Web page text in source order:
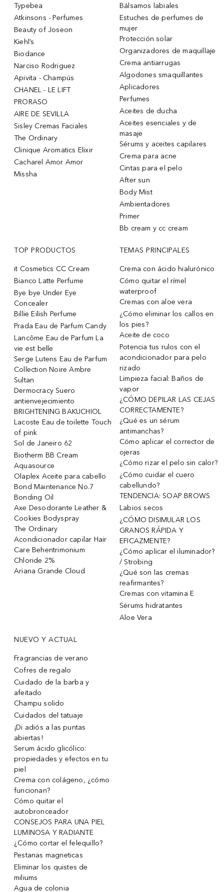
Typebea
Atkinsons - Perfumes
Beauty of Joseon
Kiehl’s
Biodance
Narciso Rodriguez
Apivita - Champús
CHANEL - LE LIFT
PRORASO
AIRE DE SEVILLA
Sisley Cremas Faciales
The Ordinary
Clinique Aromatics Elixir
Cacharel Amor Amor
Missha
Bálsamos labiales
Estuches de perfumes de
mujer
Protección solar
Organizadores de maquillaje
Crema antiarrugas
Algodones smaquillantes
Aplicadores
Perfumes
Aceites de ducha
Aceites esenciales y de
masaje
Sérums y aceites capilares
Crema para acne
Cintas para el pelo
After sun
Body Mist
Ambientadores
Primer
Bb cream y cc cream
TOP PRODUCTOS
it Cosmetics CC Cream
Bianco Latte Perfume
Bye bye Under Eye
Concealer
Billie Eilish Perfume
Prada Eau de Parfum Candy
Lancôme Eau de Parfum La
vie est belle
Serge Lutens Eau de Parfum
Collection Noire Ambre
Sultan
Dermocracy Suero
antienvejecimiento
BRIGHTENING BAKUCHIOL
Lacoste Eau de toilette Touch
of pink
Sol de Janeiro 62
Biotherm BB Cream
Aquasource
Olaplex Aceite para cabello
Bond Maintenance No.7
Bonding Oil
Axe Desodorante Leather &
Cookies Bodyspray
The Ordinary
Acondicionador capilar Hair
Care Behentrimonium
Chloride 2%
Ariana Grande Cloud
TEMAS PRINCIPALES
Crema con ácido hialurónico
Cómo quitar el rímel
waterproof
Cremas con aloe vera
¿Cómo eliminar los callos en
los pies?
Aceite de coco
Potencia tus rulos con el
acondicionador para pelo
rizado
Limpieza facial: Baños de
vapor
¿CÓMO DEPILAR LAS CEJAS
CORRECTAMENTE?
¿Qué es un sérum
antimanchas?
Cómo aplicar el corrector de
ojeras
¿Cómo rizar el pelo sin calor?
¿Cómo cuidar el cuero
cabellundo?
TENDENCIA: SOAP BROWS
Labios secos
¿CÓMO DISIMULAR LOS
GRANOS RÁPIDA Y
EFICAZMENTE?
¿Cómo aplicar el iluminador?
/ Strobing
¿Qué son las cremas
reafirmantes?
Cremas con vitamina E
Sérums hidratantes
Aloe Vera
NUEVO Y ACTUAL
Fragrancias de verano
Cofres de regalo
Cuidado de la barba y
afeitado
Champu solido
Cuidados del tatuaje
¡Di adiós a las puntas
abiertas!
Serum ácido glicólico:
propiedades y efectos en tu
piel
Crema con colágeno, ¿cómo
funcionan?
Cómo quitar el
autobronceador
CONSEJOS PARA UNA PIEL
LUMINOSA Y RADIANTE
¿Cómo cortar el felequillo?
Pestanas magneticas
Eliminar los quistes de
miliums
Agua de colonia